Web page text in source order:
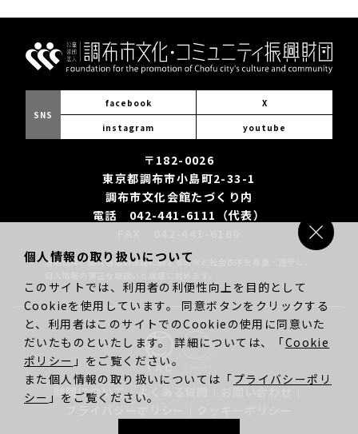
SNS
facebook X
instagram youtube
〒182-0026
東京都調布市小島町2-33-1
調布市文化会館たづくり内
電話 042-441-6111（代表）
当財団は、個人情報の保護に関する法令と社会秩序を尊重・遵守し、
財団について｜よくある質問
個人情報の取り扱いについて
このサイトでは、利用者の利便性向上を目的として
Cookieを使用しています。 同意ボタンをクリックする
と、利用者はこのサイトでのCookieの使用に同意いた
だいたものといたします。 詳細については、「Cookie
ポリシー 」をご覧ください。
また個人情報の取り扱いについては「プライバシーポリ
シー 」をご覧ください。